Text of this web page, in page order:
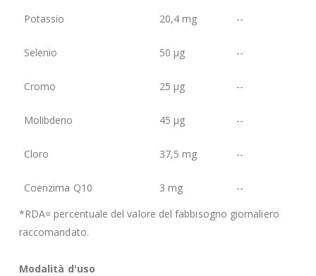
Potassio 20,4 mg --
Selenio 50 µg --
Cromo 25 µg --
Molibdeno 45 µg --
Cloro 37,5 mg --
Coenzima Q10 3 mg
--
*RDA= percentuale del valore del fabbisogno giornaliero
raccomandato.
Modalità d'uso